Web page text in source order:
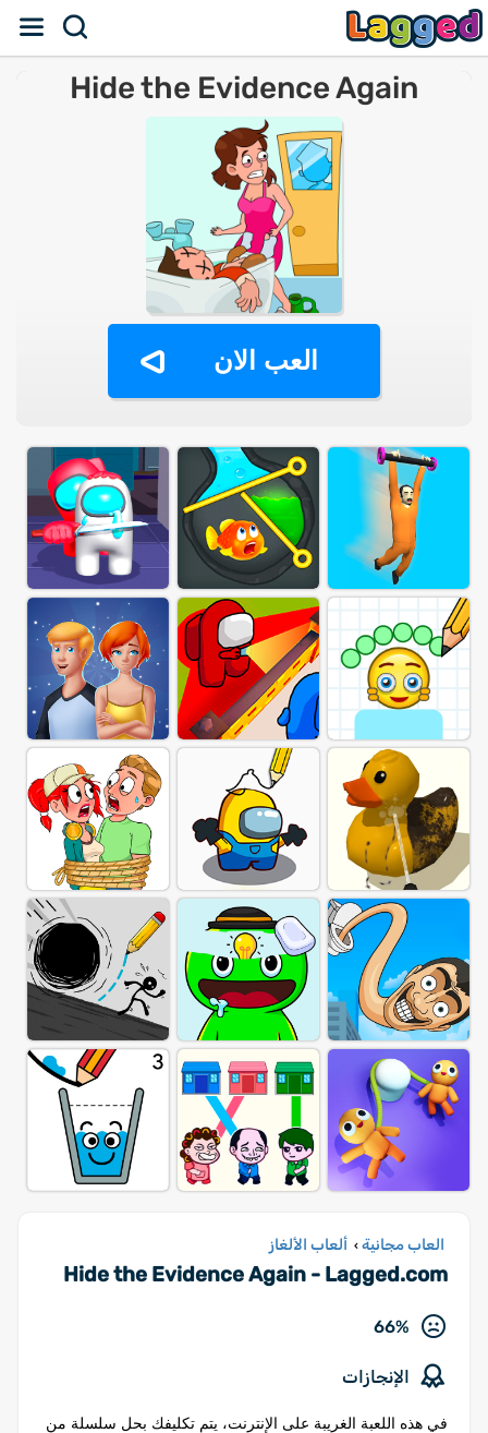
Hide the Evidence Again
العب الان
العاب مجانية › ألعاب الألغاز
Hide the Evidence Again - Lagged.com
66%
الإنجازات
في هذه اللعبة الغريبة على الإنترنت، يتم تكليفك بحل سلسلة من